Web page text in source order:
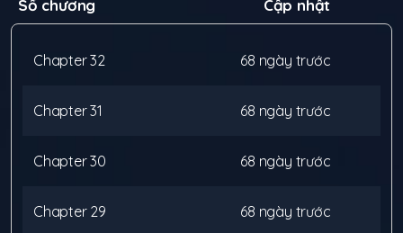
Số chương Cập nhật
Chapter32 68 ngày trước
Chapter31 68 ngày trước
Chapter30 68 ngày trước
Chapter 29 68 ngày trước